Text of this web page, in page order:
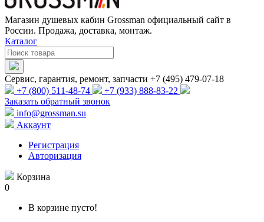
Магазин душевых кабин Grossman официальный сайт в
России. Продажа, доставка, монтаж.
Каталог
Сервис, гарантия, ремонт, запчасти +7 (495) 479-07-18
+7 (800) 511-48-74
+7 (933) 888-83-22
Заказать обратный звонок
info@grossman.su
Аккаунт
Регистрация
Авторизация
Корзина
0
В корзине пусто!